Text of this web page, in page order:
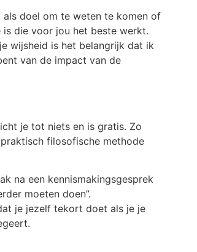
als doel om te weten te komen of
die voor jou het beste werkt.
wijsheid is het belangrijk dat ik
van de impact van de
je tot niets en is gratis. Zo
filosofische methode
na een kennismakingsgesprek
moeten doen”.
je jezelf tekort doet als je je